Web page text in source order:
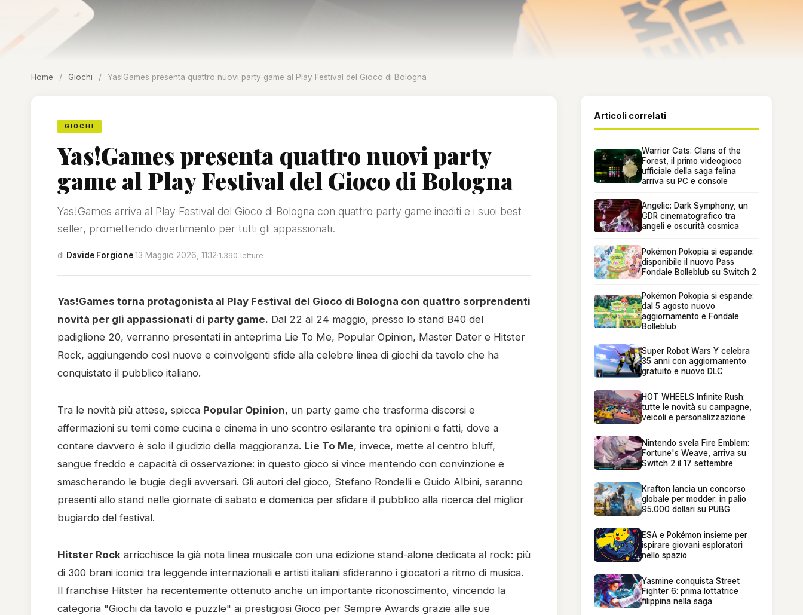
Home / Giochi / Yas!Games presenta quattro nuovi party game al Play Festival del Gioco di Bologna
GIOCHI
Yas!Games presenta quattro nuovi party
game al Play Festival del Gioco di Bologna
Yas!Games arriva al Play Festival del Gioco di Bologna con quattro party game inediti e i suoi best
seller, promettendo divertimento per tutti gli appassionati.
di Davide Forgione·13 Maggio 2026, 11:12·1.390 letture
Yas!Games torna protagonista al Play Festival del Gioco di Bologna con quattro sorprendenti
novità per gli appassionati di party game. Dal 22 al 24 maggio, presso lo stand B40 del
padiglione 20, verranno presentati in anteprima Lie To Me, Popular Opinion, Master Dater e Hitster
Rock, aggiungendo così nuove e coinvolgenti sfide alla celebre linea di giochi da tavolo che ha
conquistato il pubblico italiano.
Tra le novità più attese, spicca Popular Opinion, un party game che trasforma discorsi e
affermazioni su temi come cucina e cinema in uno scontro esilarante tra opinioni e fatti, dove a
contare davvero è solo il giudizio della maggioranza. Lie To Me, invece, mette al centro bluff,
sangue freddo e capacità di osservazione: in questo gioco si vince mentendo con convinzione e
smascherando le bugie degli avversari. Gli autori del gioco, Stefano Rondelli e Guido Albini, saranno
presenti allo stand nelle giornate di sabato e domenica per sfidare il pubblico alla ricerca del miglior
bugiardo del festival.
Hitster Rock arricchisce la già nota linea musicale con una edizione stand-alone dedicata al rock: più
di 300 brani iconici tra leggende internazionali e artisti italiani sfideranno i giocatori a ritmo di musica.
Il franchise Hitster ha recentemente ottenuto anche un importante riconoscimento, vincendo la
categoria "Giochi da tavolo e puzzle" ai prestigiosi Gioco per Sempre Awards grazie alle sue
Articoli correlati
Warrior Cats: Clans of the
Forest, il primo videogioco
ufficiale della saga felina
arriva su PC e console
Angelic: Dark Symphony, un
GDR cinematografico tra
angeli e oscurità cosmica
Pokémon Pokopia si espande:
disponibile il nuovo Pass
Fondale Bolleblub su Switch 2
Pokémon Pokopia si espande:
dal 5 agosto nuovo
aggiornamento e Fondale
Bolleblub
Super Robot Wars Y celebra
35 anni con aggiornamento
gratuito e nuovo DLC
HOT WHEELS Infinite Rush:
tutte le novità su campagne,
veicoli e personalizzazione
Nintendo svela Fire Emblem:
Fortune's Weave, arriva su
Switch 2 il 17 settembre
Krafton lancia un concorso
globale per modder: in palio
95.000 dollari su PUBG
ESA e Pokémon insieme per
ispirare giovani esploratori
nello spazio
Yasmine conquista Street
Fighter 6: prima lottatrice
filippina nella saga